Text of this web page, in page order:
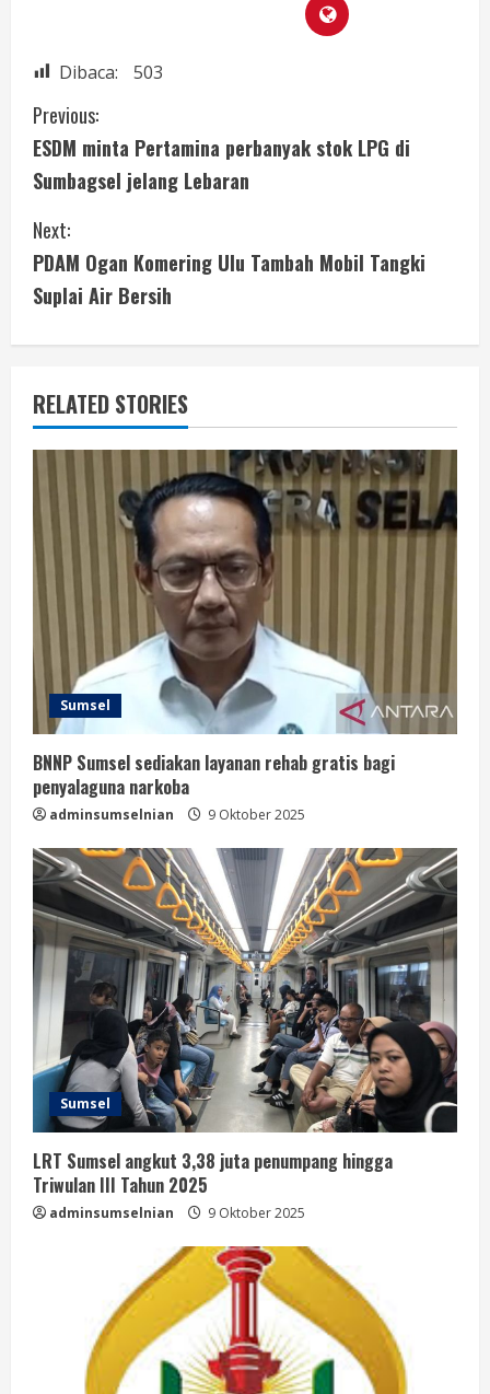
Dibaca: 503
Previous:
ESDM minta Pertamina perbanyak stok LPG di
Sumbagsel jelang Lebaran
Next:
PDAM Ogan Komering Ulu Tambah Mobil Tangki
Suplai Air Bersih
RELATED STORIES
Sumsel
BNNP Sumsel sediakan layanan rehab gratis bagi
penyalaguna narkoba
adminsumselnian 9 Oktober 2025
Sumsel
LRT Sumsel angkut 3,38 juta penumpang hingga
Triwulan III Tahun 2025
adminsumselnian 9 Oktober 2025